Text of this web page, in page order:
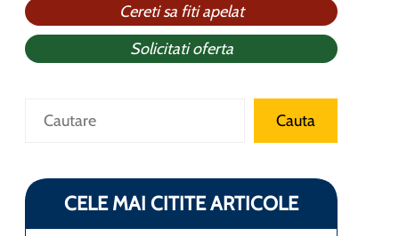
Cereti sa fiti apelat
Solicitati oferta
Caută Cauta
CELE MAI CITITE ARTICOLE